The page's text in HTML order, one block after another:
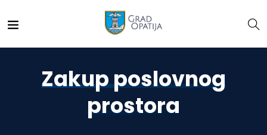
Zakup poslovnog
prostora